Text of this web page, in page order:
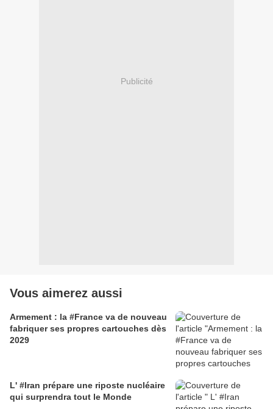
Publicité
Vous aimerez aussi
Armement : la #France va de nouveau
fabriquer ses propres cartouches dès
2029
L' #Iran prépare une riposte nucléaire
qui surprendra tout le Monde